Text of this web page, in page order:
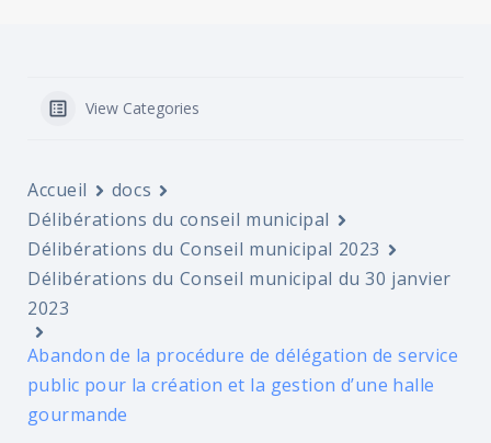
View Categories
Accueil
docs
Délibérations du conseil municipal
Délibérations du Conseil municipal 2023
Délibérations du Conseil municipal du 30 janvier
2023
Abandon de la procédure de délégation de service
public pour la création et la gestion d’une halle
gourmande